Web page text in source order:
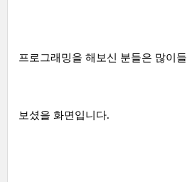
프로그래밍을 해보신 분들은 많이들
보셨을 화면입니다.